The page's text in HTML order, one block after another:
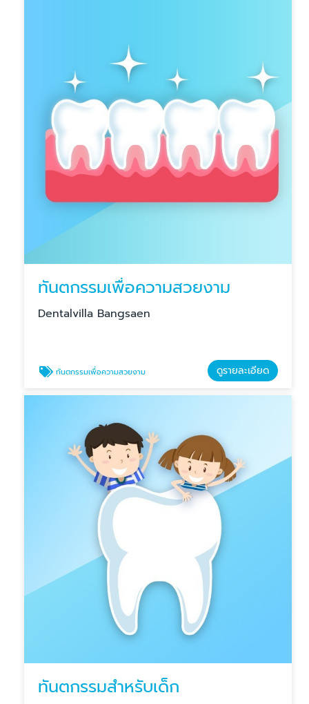
ทันตกรรมเพื่อความสวยงาม
Dentalvilla Bangsaen
ทันตกรรมเพื่อความสวยงาม ดูรายละเอียด
ทันตกรรมสำหรับเด็ก